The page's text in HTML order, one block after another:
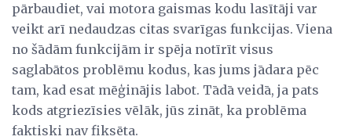
pārbaudiet, vai motora gaismas kodu lasītāji var
veikt arī nedaudzas citas svarīgas funkcijas. Viena
no šādām funkcijām ir spēja notīrīt visus
saglabātos problēmu kodus, kas jums jādara pēc
tam, kad esat mēģinājis labot. Tādā veidā, ja pats
kods atgriezīsies vēlāk, jūs zināt, ka problēma
faktiski nav fiksēta.